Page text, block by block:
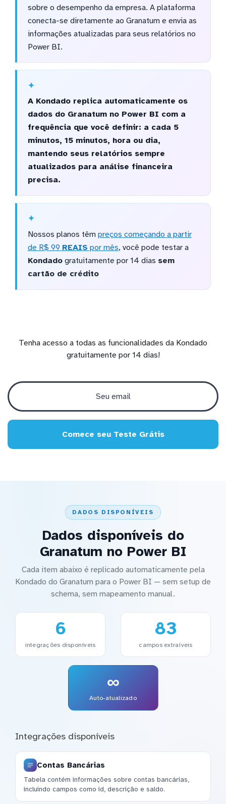
sobre o desempenho da empresa. A plataforma
conecta-se diretamente ao Granatum e envia as
informações atualizadas para seus relatórios no
Power BI.
A Kondado replica automaticamente os
dados do Granatum no Power BI com a
frequência que você definir: a cada 5
minutos, 15 minutos, hora ou dia,
mantendo seus relatórios sempre
atualizados para análise financeira
precisa.
Nossos planos têm preços começando a partir
de R$ 99 REAIS por mês, você pode testar a
Kondadogratuitamente por 14 dias sem
cartão de crédito
Tenha acesso a todas as funcionalidades da Kondado
gratuitamente por 14 dias!
Comece seu Teste Grátis
DADOS DISPONÍVEIS
Dados disponíveis do
Granatum no Power BI
Cada item abaixo é replicado automaticamente pela
Kondado do Granatum para o Power BI — sem setup de
schema, sem mapeamento manual.
6
integrações disponíveis
83
campos extraíveis
∞
Auto-atualizado
Integrações disponíveis
Contas Bancárias
Tabela contém informações sobre contas bancárias,
incluindo campos como id, descrição e saldo.